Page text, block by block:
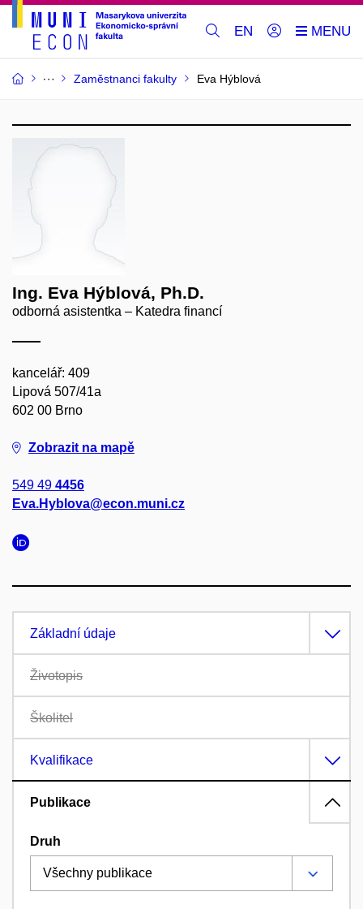
EN
Zaměstnanci fakulty Eva Hýblová
Ing. Eva Hýblová, Ph.D.
odborná asistentka – Katedra financí
kancelář: 409
Lipová 507/41a
602 00 Brno
Zobrazit na mapě
549 49 4456
Eva.Hyblova@econ.muni.cz
Základní údaje
Životopis
Školitel
Kvalifikace
Publikace
Druh